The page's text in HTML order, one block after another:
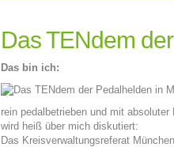
Das TENdem
Das bin ich:
rein pedalbetrieben und mit
wird heiß über mich diskutiert:
Das Kreisverwaltungsreferat